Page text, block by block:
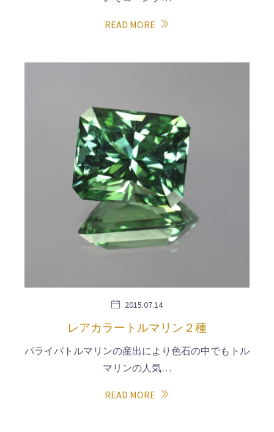
READ MORE
2015.07.14
レアカラートルマリン２種
パライバトルマリンの産出により色石の中でもトル
マリンの人気…
READ MORE